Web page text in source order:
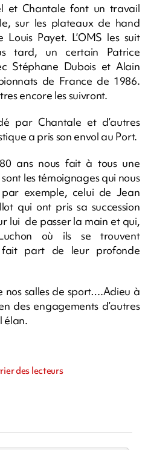
et Chantale font un travail
sur les plateaux de hand
Payet. L’OMS les suit
tard, un certain Patrice
Stéphane Dubois et Alain
de France de 1986.
encore les suivront.
par Chantale et d’autres
a pris son envol au Port.
ans nous fait à tous une
les témoignages qui nous
exemple, celui de Jean
qui ont pris sa succession
lui de passer la main et qui,
où ils se trouvent
fait part de leur profonde
salles de sport….Adieu à
des engagements d’autres
élan.
des lecteurs